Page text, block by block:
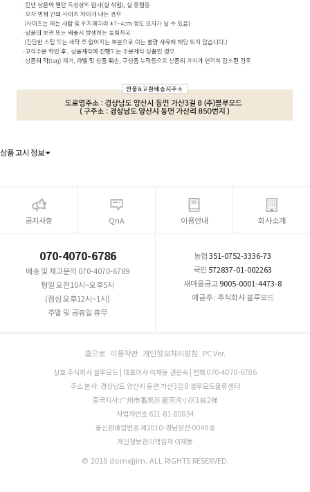
상품 고시 정보
공지사항 QnA 이용안내 회사소개
070-4070-6786
배송 및 재고문의 070-4070-6789
평일 오전10시~오후5시
(점심 오후12시~1시)
주말 및 공휴일 휴무
농협351-0752-3336-73
국민 572837-01-002263
새마을금고9005-0001-4473-8
예금주 : 주식회사 블루모드
홈으로 이용약관 개인정보처리방침 PC Ver.
상호 주식회사 블루모드 | 대표이사 이재동 권은숙 | 전화 070-4070-6786
주소 본사: 경상남도 양산시 동면 가산3길 8 블루모드물류센터
중국지사:广州市番禺区星河湾小区1栋2梯
사업자번호 621-81-80834
통신판매업번호 제2010-경남양산-0049호
개인정보관리책임자 이재동
© 2018 domejjim. ALL RIGHTS RESERVED.